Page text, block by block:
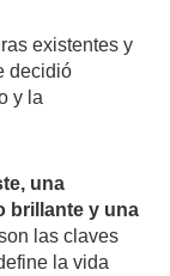
existentes y
decidió
y la
una
brillante y una
las claves
la vida